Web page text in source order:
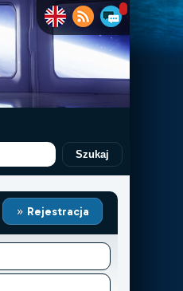
Szukaj
Rejestracja